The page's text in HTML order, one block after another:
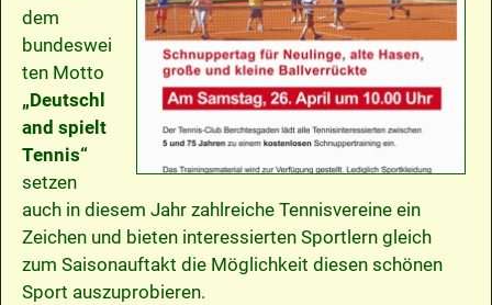
dem
bundeswei
ten Motto
„Deutschl
and spielt
Tennis“
setzen
auch in diesem Jahr zahlreiche Tennisvereine ein
Zeichen und bieten interessierten Sportlern gleich
zum Saisonauftakt die Möglichkeit diesen schönen
Sport auszuprobieren.